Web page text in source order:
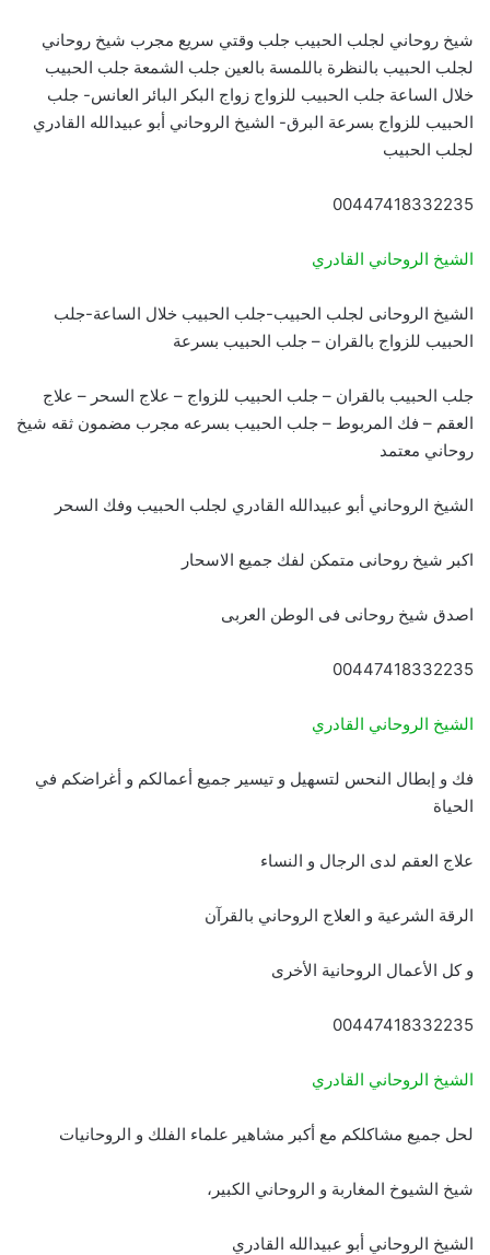
شيخ روحاني لجلب الحبيب جلب وقتي سريع مجرب شيخ روحاني
لجلب الحبيب بالنظرة باللمسة بالعين جلب الشمعة جلب الحبيب
خلال الساعة جلب الحبيب للزواج زواج البكر البائر العانس- جلب
الحبيب للزواج بسرعة البرق- الشيخ الروحاني أبو عبيدالله القادري
لجلب الحبيب
00447418332235
الشيخ الروحاني القادري
الشيخ الروحانى لجلب الحبيب-جلب الحبيب خلال الساعة-جلب
الحبيب للزواج بالقران – جلب الحبيب بسرعة
جلب الحبيب بالقران – جلب الحبيب للزواج – علاج السحر – علاج
العقم – فك المربوط – جلب الحبيب بسرعه مجرب مضمون ثقه شيخ
روحاني معتمد
الشيخ الروحاني أبو عبيدالله القادري لجلب الحبيب وفك السحر
اكبر شيخ روحانى متمكن لفك جميع الاسحار
اصدق شيخ روحانى فى الوطن العربى
00447418332235
الشيخ الروحاني القادري
فك و إبطال النحس لتسهيل و تيسير جميع أعمالكم و أغراضكم في
الحياة
علاج العقم لدى الرجال و النساء
الرقة الشرعية و العلاج الروحاني بالقرآن
و كل الأعمال الروحانية الأخرى
00447418332235
الشيخ الروحاني القادري
لحل جميع مشاكلكم مع أكبر مشاهير علماء الفلك و الروحانيات
شيخ الشيوخ المغاربة و الروحاني الكبير،
الشيخ الروحاني أبو عبيدالله القادري